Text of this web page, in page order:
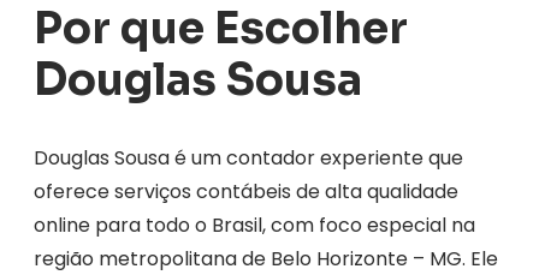
Por que Escolher
Douglas Sousa
Douglas Sousa é um contador experiente que
oferece serviços contábeis de alta qualidade
online para todo o Brasil, com foco especial na
região metropolitana de Belo Horizonte – MG. Ele